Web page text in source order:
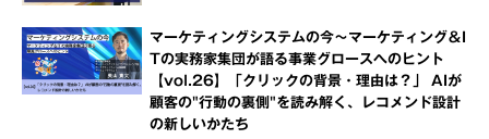
マーケティングシステムの今～マーケティング＆I
Tの実務家集団が語る事業グロースへのヒント
【vol.26】「クリックの背景・理由は？」 AIが
顧客の"行動の裏側"を読み解く、レコメンド設計
の新しいかたち